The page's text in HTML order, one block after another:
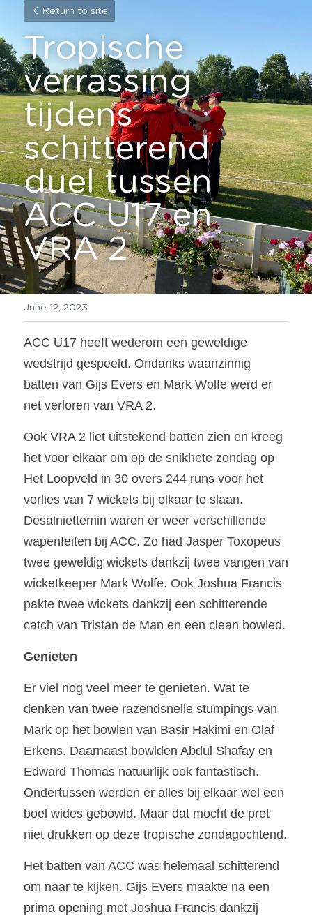
Return to site
Tropische
verrassing
tijdens
schitterend
duel tussen
ACC U17 en
VRA 2
June 12, 2023
ACC U17 heeft wederom een geweldige
wedstrijd gespeeld. Ondanks waanzinnig
batten van Gijs Evers en Mark Wolfe werd er
net verloren van VRA 2.
Ook VRA 2 liet uitstekend batten zien en kreeg
het voor elkaar om op de snikhete zondag op
Het Loopveld in 30 overs 244 runs voor het
verlies van 7 wickets bij elkaar te slaan.
Desalniettemin waren er weer verschillende
wapenfeiten bij ACC. Zo had Jasper Toxopeus
twee geweldig wickets dankzij twee vangen van
wicketkeeper Mark Wolfe. Ook Joshua Francis
pakte twee wickets dankzij een schitterende
catch van Tristan de Man en een clean bowled.
Genieten
Er viel nog veel meer te genieten. Wat te
denken van twee razendsnelle stumpings van
Mark op het bowlen van Basir Hakimi en Olaf
Erkens. Daarnaast bowlden Abdul Shafay en
Edward Thomas natuurlijk ook fantastisch.
Ondertussen werden er alles bij elkaar wel een
boel wides gebowld. Maar dat mocht de pret
Het batten van ACC was helemaal schitterend
om naar te kijken. Gijs Evers maakte na een
prima opening met Joshua Francis dankzij